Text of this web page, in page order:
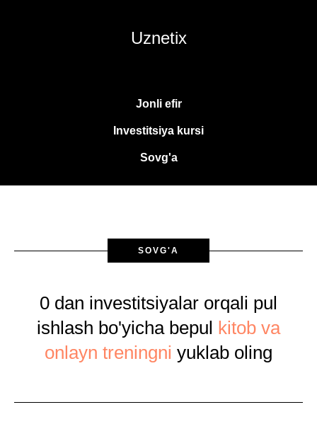
Uznetix
Jonli efir
Investitsiya kursi
Sovg'a
SOVG'A
0 dan investitsiyalar orqali pul
ishlash bo'yicha bepul kitob va
onlayn treningni yuklab oling